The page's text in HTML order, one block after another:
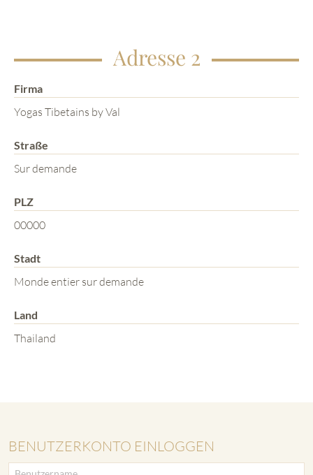
Adresse 2
Firma
Yogas Tibetains by Val
Straße
Sur demande
PLZ
00000
Stadt
Monde entier sur demande
Land
Thailand
BENUTZERKONTO EINLOGGEN